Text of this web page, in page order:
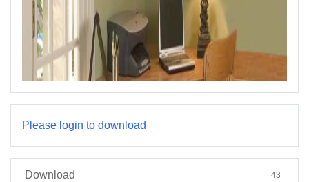
Please login to download
Download 43